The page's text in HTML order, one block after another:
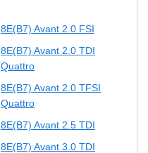
8E(B7) Avant 2.0 FSI
8E(B7) Avant 2.0 TDI
Quattro
8E(B7) Avant 2.0 TFSI
Quattro
8E(B7) Avant 2.5 TDI
8E(B7) Avant 3.0 TDI